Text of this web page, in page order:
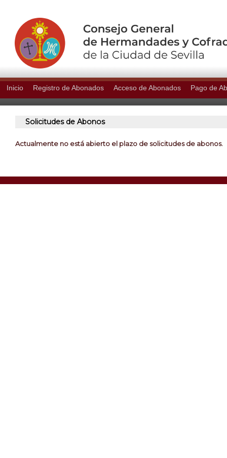
Inicio Registro de Abonados Acceso de Abonados Pago de
Solicitudes de Abonos
Actualmente no está abierto el plazo de solicitudes de abonos.